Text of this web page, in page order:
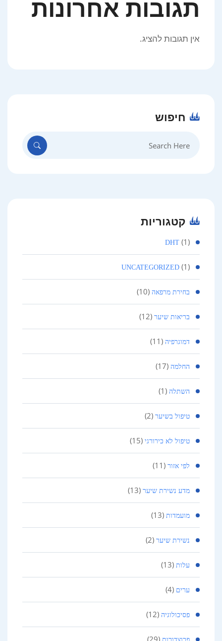
תגובות אחרונות
אין תגובות להציג.
חיפוש
קטגוריות
DHT (1)
UNCATEGORIZED (1)
בחירת מרפאה (10)
בריאות שיער (12)
דמוגרפיה (11)
החלמה (17)
השתלה (1)
טיפול בשיער (2)
טיפול לא כירורגי (15)
לפי אזור (11)
מדע נשירת שיער (13)
מועמדות (13)
נשירת שיער (2)
עלות (13)
ערים (4)
פסיכולוגיה (12)